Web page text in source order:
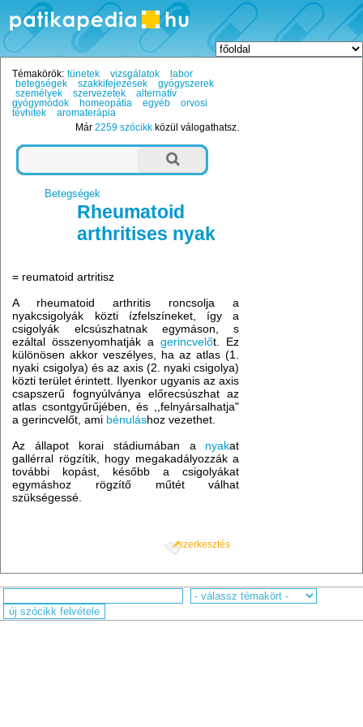
Témakörök: tünetek vizsgálatok
labor
betegségek
szakkifejezések
gyógyszerek
személyek
szervezetek
alternatív
gyógymódok
homeopátia egyéb
orvosi
tévhitek
aromaterápia
Már2259 szócikk közül válogathatsz.
Betegségek
Rheumatoid
arthritises nyak
= reumatoid artritisz
A rheumatoid arthritis roncsolja a
nyakcsigolyák közti ízfelszíneket, így a
csigolyák elcsúszhatnak egymáson, s
ezáltal összenyomhatják agerincvelőt. Ez
különösen akkor veszélyes, ha az atlas (1.
nyaki csigolya) és az axis (2. nyaki csigolya)
közti terület érintett. Ilyenkor ugyanis az axis
csapszerű fognyúlványa előrecsúszhat az
atlas csontgyűrűjében, és ,,felnyársalhatja"
a gerincvelőt, ami bénuláshoz vezethet.
Az állapot korai stádiumában a nyakat
gallérral rögzítik, hogy megakadályozzák a
további kopást, később a csigolyákat
egymáshoz rögzítő műtét válhat
szükségessé.
szerkesztés